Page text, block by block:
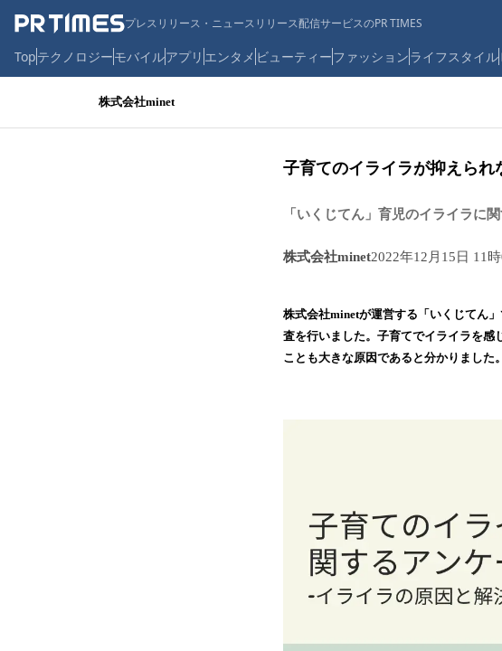
プレスリリース・ニュースリリース配信サービスのPR TIMES
Topテクノロジーモバイルアプリ エンタメ ビューティーファッションライフスタイル
株式会社minet
子育てのイライラが抑えられ
「いくじてん」育児のイライラに
株式会社minet2022年12月15日 11
株式会社minetが運営する「いくじてん
査を行いました。子育てでイライラを感
ことも大きな原因であると分かりました